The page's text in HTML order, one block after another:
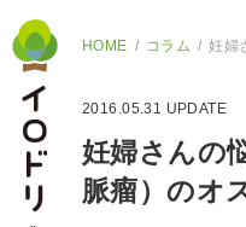
HOME コラム 妊婦
2016.05.31 UPDATE
妊婦さんの
脈瘤）のオ